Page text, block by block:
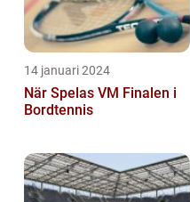
14 januari 2024
När Spelas VM Finalen i
Bordtennis